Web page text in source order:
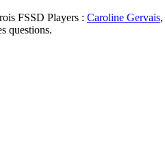
FSSD Players : Caroline Gervais,
questions.